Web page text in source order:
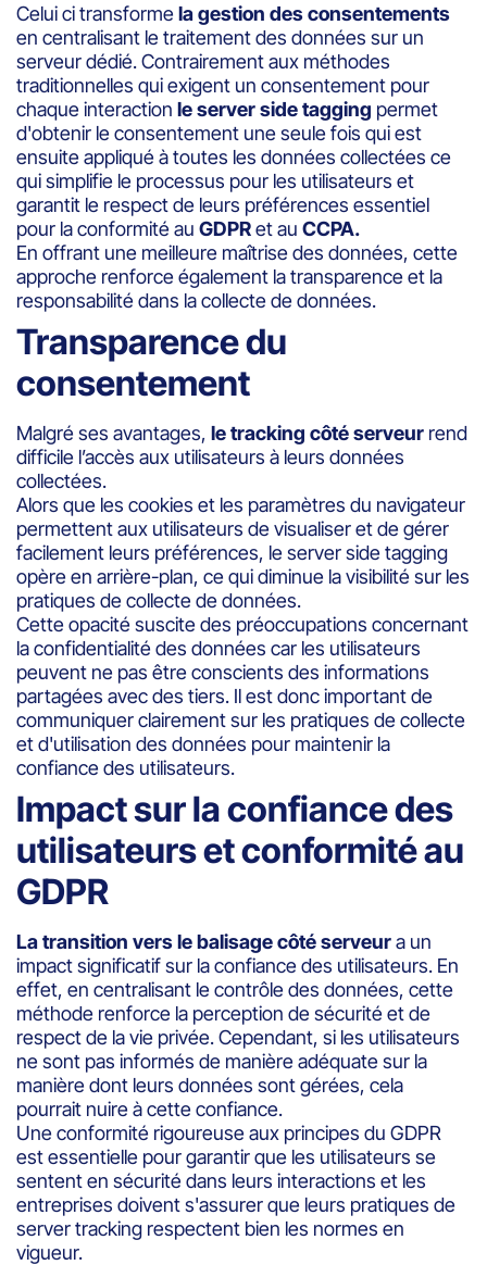
Celui ci transformela gestion des consentements
en centralisant le traitement des données sur un
serveur dédié. Contrairement aux méthodes
traditionnelles qui exigent un consentement pour
chaque interaction le server side tagging permet
d'obtenir le consentement une seule fois qui est
ensuite appliqué à toutes les données collectées ce
qui simplifie le processus pour les utilisateurs et
garantit le respect de leurs préférences essentiel
pour la conformité au GDPRet au CCPA.
En offrant une meilleure maîtrise des données, cette
approche renforce également la transparence et la
responsabilité dans la collecte de données.
Transparence du
consentement
Malgré ses avantages, le tracking côté serveur rend
difficile l’accès aux utilisateurs à leurs données
collectées.
Alors que les cookies et les paramètres du navigateur
permettent aux utilisateurs de visualiser et de gérer
facilement leurs préférences, le server side tagging
opère en arrière-plan, ce qui diminue la visibilité sur les
pratiques de collecte de données.
Cette opacité suscite des préoccupations concernant
la confidentialité des données car les utilisateurs
peuvent ne pas être conscients des informations
partagées avec des tiers. Il est donc important de
communiquer clairement sur les pratiques de collecte
et d'utilisation des données pour maintenir la
confiance des utilisateurs.
Impact sur la confiance des
utilisateurs et conformité au
GDPR
La transition vers le balisage côté serveura un
impact significatif sur la confiance des utilisateurs. En
effet, en centralisant le contrôle des données, cette
méthode renforce la perception de sécurité et de
respect de la vie privée. Cependant, si les utilisateurs
ne sont pas informés de manière adéquate sur la
manière dont leurs données sont gérées, cela
pourrait nuire à cette confiance.
Une conformité rigoureuse aux principes du GDPR
est essentielle pour garantir que les utilisateurs se
sentent en sécurité dans leurs interactions et les
entreprises doivent s'assurer que leurs pratiques de
server tracking respectent bien les normes en
vigueur.